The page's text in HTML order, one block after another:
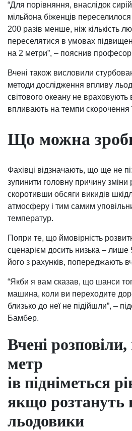
“Для порівняння, внаслідок
мільйона біженців
200 разів менше, ніж кількість
переселятися в умовах
на 2 метри”, – пояснив
Вчені також висловили
методи дослідження впливу
світового океану не
впливають на темпи скорочення
Що можна
Фахівці відзначають, що ще не
зупинити головну причину зміни
скоротивши обсяги викидів
атмосферу і тим самим
температур.
Попри те, що ймовірність
сценарієм досить низька – лише
його з рахунків, попереджають
“Якби я вам сказав, що шанси
машина, коли ви переходите
близько до неї не підійшли”, –
Бамбер.
Вчені
метр
ів підніметься
якщо розтануть
льодовики